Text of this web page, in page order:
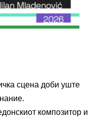
сцена доби уште
композитор и